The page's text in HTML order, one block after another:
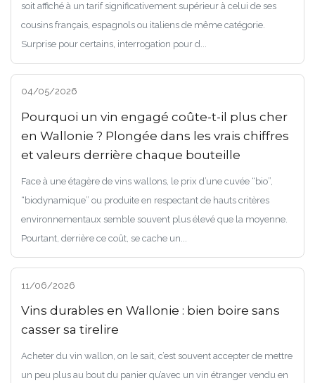
soit affiché à un tarif significativement supérieur à celui de ses
cousins français, espagnols ou italiens de même catégorie.
Surprise pour certains, interrogation pour d...
04/05/2026
Pourquoi un vin engagé coûte-t-il plus cher
en Wallonie ? Plongée dans les vrais chiffres
et valeurs derrière chaque bouteille
Face à une étagère de vins wallons, le prix d’une cuvée “bio”,
“biodynamique” ou produite en respectant de hauts critères
environnementaux semble souvent plus élevé que la moyenne.
Pourtant, derrière ce coût, se cache un...
11/06/2026
Vins durables en Wallonie : bien boire sans
casser sa tirelire
Acheter du vin wallon, on le sait, c’est souvent accepter de mettre
un peu plus au bout du panier qu’avec un vin étranger vendu en